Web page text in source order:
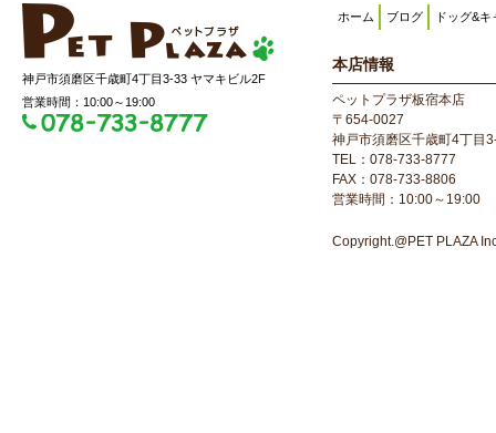
神戸市須磨区千歳町4丁目3-33 ヤマキビル2F
営業時間：10:00～19:00
ホーム ブログ ドッグ&キ
本店情報
ペットプラザ板宿本店
〒654-0027
神戸市須磨区千歳町4丁目
TEL：078-733-8777
FAX：078-733-8806
営業時間：10:00～19:00
Copyright.@PET PLAZA